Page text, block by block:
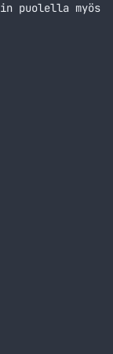
puolella myös